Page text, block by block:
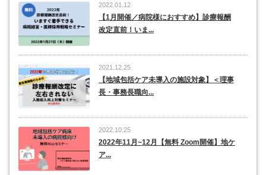
2022.01.12
【1月開催／病院様におすすめ】診療報酬
改定直前！いま...
2021.12.25
【地域包括ケア未導入の施設対象】＜理事
長・事務長職向...
2022.10.25
2022年11月~12月【無料 Zoom開催】地ケ
ア...